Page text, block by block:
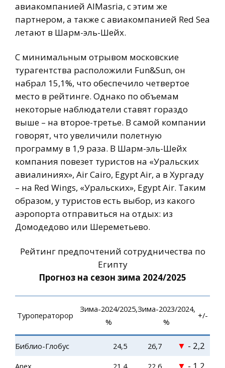
авиакомпанией AlMasria, с этим же
партнером, а также с авиакомпанией Red Sea
летают в Шарм-эль-Шейх.
С минимальным отрывом московские
турагентства расположили Fun&Sun, он
набрал 15,1%, что обеспечило четвертое
место в рейтинге. Однако по объемам
некоторые наблюдатели ставят гораздо
выше – на второе-третье. В самой компании
говорят, что увеличили полетную
программу в 1,9 раза. В Шарм-эль-Шейх
компания повезет туристов на «Уральских
авиалиниях», Air Cairo, Egypt Air, а в Хургаду
– на Red Wings, «Уральских», Egypt Air. Таким
образом, у туристов есть выбор, из какого
аэропорта отправиться на отдых: из
Домодедово или Шереметьево.
Рейтинг предпочтений сотрудничества по
Египту
Прогноз на сезон зима 2024/2025
Туроператорор
Зима-2024/2025,
%
Зима-2023/2024,
%
+/-
Библио-Глобус 24,5 26,7 ▼ - 2,2